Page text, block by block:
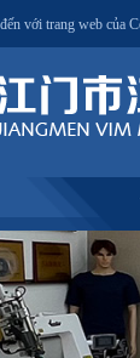
với trang web